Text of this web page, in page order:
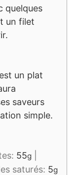
quelques
un filet
un plat
saveurs
simple.
55g
saturés: 5g